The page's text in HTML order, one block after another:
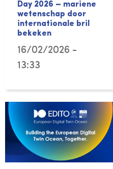
Day 2026 – mariene
wetenschap door
internationale bril
bekeken
16/02/2026 -
13:33